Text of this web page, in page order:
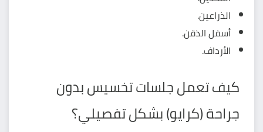
الذراعين.
أسفل الذقن.
الأرداف.
كيف تعمل جلسات تخسيس بدون
جراحة (كرايو) بشكل تفصيلي؟